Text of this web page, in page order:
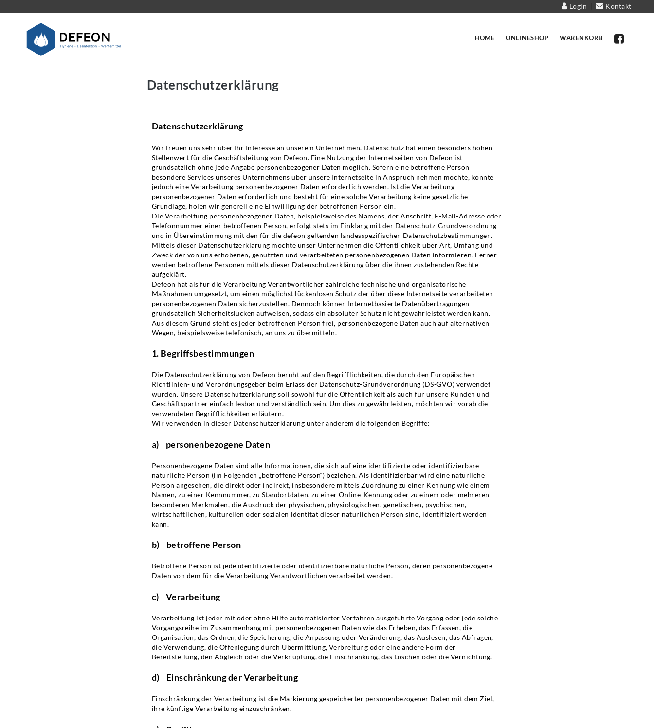
Login Kontakt
HOME ONLINESHOP WARENKORB
Datenschutzerklärung
Datenschutzerklärung
Wir freuen uns sehr über Ihr Interesse an unserem Unternehmen. Datenschutz hat einen besonders hohen
Stellenwert für die Geschäftsleitung von Defeon. Eine Nutzung der Internetseiten von Defeon ist
grundsätzlich ohne jede Angabe personenbezogener Daten möglich. Sofern eine betroffene Person
besondere Services unseres Unternehmens über unsere Internetseite in Anspruch nehmen möchte, könnte
jedoch eine Verarbeitung personenbezogener Daten erforderlich werden. Ist die Verarbeitung
personenbezogener Daten erforderlich und besteht für eine solche Verarbeitung keine gesetzliche
Grundlage, holen wir generell eine Einwilligung der betroffenen Person ein.
Die Verarbeitung personenbezogener Daten, beispielsweise des Namens, der Anschrift, E-Mail-Adresse oder
Telefonnummer einer betroffenen Person, erfolgt stets im Einklang mit der Datenschutz-Grundverordnung
und in Übereinstimmung mit den für die defeon geltenden landesspezifischen Datenschutzbestimmungen.
Mittels dieser Datenschutzerklärung möchte unser Unternehmen die Öffentlichkeit über Art, Umfang und
Zweck der von uns erhobenen, genutzten und verarbeiteten personenbezogenen Daten informieren. Ferner
werden betroffene Personen mittels dieser Datenschutzerklärung über die ihnen zustehenden Rechte
aufgeklärt.
Defeon hat als für die Verarbeitung Verantwortlicher zahlreiche technische und organisatorische
Maßnahmen umgesetzt, um einen möglichst lückenlosen Schutz der über diese Internetseite verarbeiteten
personenbezogenen Daten sicherzustellen. Dennoch können Internetbasierte Datenübertragungen
grundsätzlich Sicherheitslücken aufweisen, sodass ein absoluter Schutz nicht gewährleistet werden kann.
Aus diesem Grund steht es jeder betroffenen Person frei, personenbezogene Daten auch auf alternativen
Wegen, beispielsweise telefonisch, an uns zu übermitteln.
1. Begriffsbestimmungen
Die Datenschutzerklärung von Defeon beruht auf den Begrifflichkeiten, die durch den Europäischen
Richtlinien- und Verordnungsgeber beim Erlass der Datenschutz-Grundverordnung (DS-GVO) verwendet
wurden. Unsere Datenschutzerklärung soll sowohl für die Öffentlichkeit als auch für unsere Kunden und
Geschäftspartner einfach lesbar und verständlich sein. Um dies zu gewährleisten, möchten wir vorab die
verwendeten Begrifflichkeiten erläutern.
Wir verwenden in dieser Datenschutzerklärung unter anderem die folgenden Begriffe:
a) personenbezogene Daten
Personenbezogene Daten sind alle Informationen, die sich auf eine identifizierte oder identifizierbare
natürliche Person (im Folgenden „betroffene Person“) beziehen. Als identifizierbar wird eine natürliche
Person angesehen, die direkt oder indirekt, insbesondere mittels Zuordnung zu einer Kennung wie einem
Namen, zu einer Kennnummer, zu Standortdaten, zu einer Online-Kennung oder zu einem oder mehreren
besonderen Merkmalen, die Ausdruck der physischen, physiologischen, genetischen, psychischen,
wirtschaftlichen, kulturellen oder sozialen Identität dieser natürlichen Person sind, identifiziert werden
kann.
b) betroffene Person
Betroffene Person ist jede identifizierte oder identifizierbare natürliche Person, deren personenbezogene
Daten von dem für die Verarbeitung Verantwortlichen verarbeitet werden.
c) Verarbeitung
Verarbeitung ist jeder mit oder ohne Hilfe automatisierter Verfahren ausgeführte Vorgang oder jede solche
Vorgangsreihe im Zusammenhang mit personenbezogenen Daten wie das Erheben, das Erfassen, die
Organisation, das Ordnen, die Speicherung, die Anpassung oder Veränderung, das Auslesen, das Abfragen,
die Verwendung, die Offenlegung durch Übermittlung, Verbreitung oder eine andere Form der
Bereitstellung, den Abgleich oder die Verknüpfung, die Einschränkung, das Löschen oder die Vernichtung.
d) Einschränkung der Verarbeitung
Einschränkung der Verarbeitung ist die Markierung gespeicherter personenbezogener Daten mit dem Ziel,
ihre künftige Verarbeitung einzuschränken.